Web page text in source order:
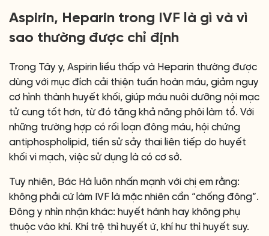
Aspirin, Heparin trong IVF là gì và vì
sao thường được chỉ định
Trong Tây y, Aspirin liều thấp và Heparin thường được
dùng với mục đích cải thiện tuần hoàn máu, giảm nguy
cơ hình thành huyết khối, giúp máu nuôi dưỡng nội mạc
tử cung tốt hơn, từ đó tăng khả năng phôi làm tổ. Với
những trường hợp có rối loạn đông máu, hội chứng
antiphospholipid, tiền sử sảy thai liên tiếp do huyết
khối vi mạch, việc sử dụng là có cơ sở.
Tuy nhiên, Bác Hà luôn nhấn mạnh với chị em rằng:
không phải cứ làm IVF là mặc nhiên cần “chống đông”.
Đông y nhìn nhận khác: huyết hành hay không phụ
thuộc vào khí. Khí trệ thì huyết ứ, khí hư thì huyết suy.